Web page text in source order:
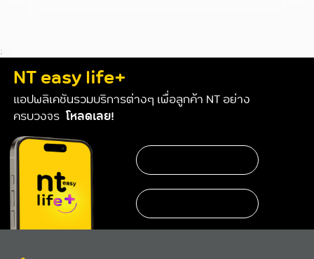
;
NT easy life+
แอปพลิเคชันรวมบริการต่างๆ เพื่อลูกค้า NT อย่าง
ครบวงจร โหลดเลย!